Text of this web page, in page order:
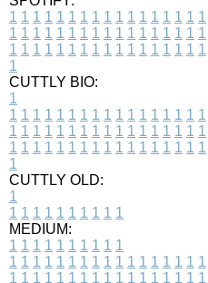
1 1 1 1 1 1 1 1 1 1 1 1 1 1 1 1 1
1 1 1 1 1 1 1 1 1 1 1 1 1 1 1 1 1
1 1 1 1 1 1 1 1 1 1 1 1 1 1 1 1 1
1
CUTTLY BIO:
1
1 1 1 1 1 1 1 1 1 1 1 1 1 1 1 1 1
1 1 1 1 1 1 1 1 1 1 1 1 1 1 1 1 1
1 1 1 1 1 1 1 1 1 1 1 1 1 1 1 1 1
1
CUTTLY OLD:
1
1 1 1 1 1 1 1 1 1 1
MEDIUM:
1 1 1 1 1 1 1 1 1 1
1 1 1 1 1 1 1 1 1 1 1 1 1 1 1 1 1
1 1 1 1 1 1 1 1 1 1 1 1 1 1 1 1 1